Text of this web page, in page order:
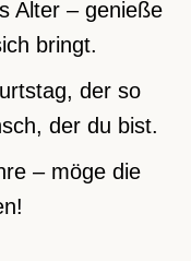
Alter – genieße
bringt.
der so
der du bist.
– möge die